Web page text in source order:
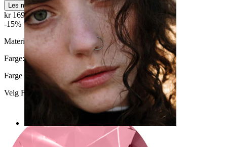
Nese
Les mer
kr 169,15kr 199,00
-15%
Materiale: Titan
Farge:Blank
Farge på sten:
Velg Farge på sten